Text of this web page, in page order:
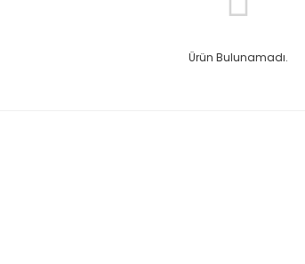
Ürün Bulunamadı.